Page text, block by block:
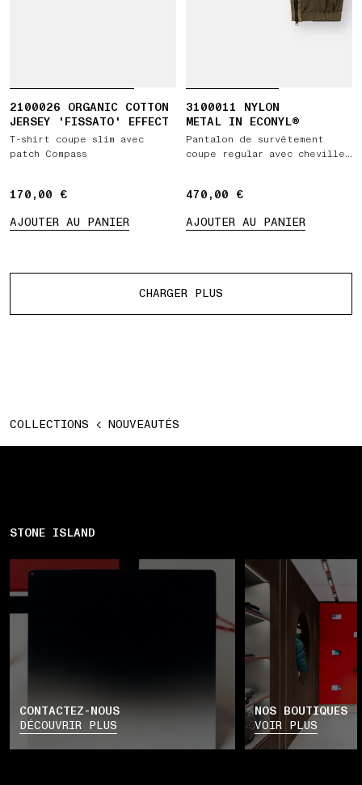
2100026 ORGANIC COTTON
JERSEY 'FISSATO' EFFECT
T-shirt coupe slim avec
patch Compass
170,00 €
170,00 €
AJOUTER AU PANIER
3100011 NYLON
METAL IN ECONYL®
Pantalon de survêtement
coupe regular avec chevilles
470,00 €
470,00 €
AJOUTER AU PANIER
CHARGER PLUS
COLLECTIONS NOUVEAUTÉS
STONE ISLAND
CONTACTEZ-NOUS
DÉCOUVRIR PLUS
NOS BOUTIQUES
VOIR PLUS